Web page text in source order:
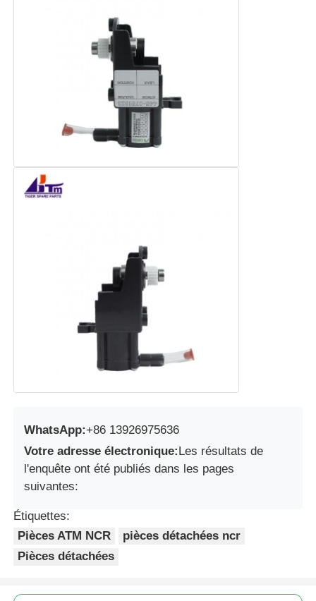
WhatsApp:+86 13926975636
Votre adresse électronique:Les résultats de
l'enquête ont été publiés dans les pages
suivantes:
Étiquettes:
Pièces ATM NCR
pièces détachées ncr
Pièces détachées